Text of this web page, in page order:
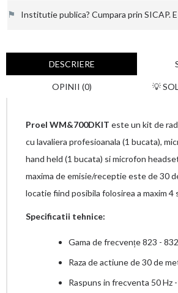
⚑ Institutie publica? Cumpara prin SICAP.
DESCRIERE
OPINII (0) 💡
Proel WM&700DKIT este un kit de
cu lavaliera profesioanala (1 bucata),
hand held (1 bucata) si microfon
maxima de emisie/receptie este de 30
locatie fiind posibila folosirea a maxim 4
Specificatii tehnice:
Gama de frecvențe 823 -
Raza de actiune de 30 de
Raspuns in frecventa 50 Hz